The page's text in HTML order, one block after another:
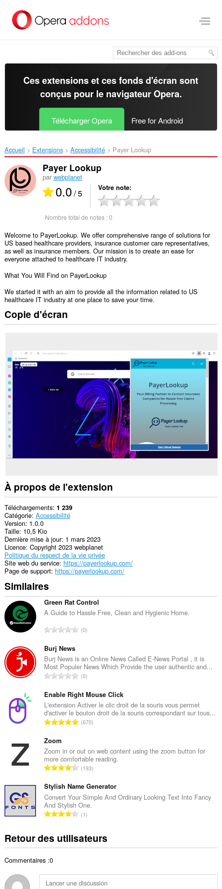
contenu
Ces extensions et ces fonds d'écran sont
conçus pour le navigateur Opera.
Télécharger Opera Free for Android
Accueil Extensions Accessibilité Payer Lookup‎
Payer Lookup
par webplanet
0.0/ 5 Votre note
Nombre total de notes :0
Welcome to PayerLookup. We offer comprehensive range of solutions for
US based healthcare providers, insurance customer care representatives,
as well as insurance members. Our mission is to create an ease for
everyone attached to healthcare IT industry.
What You Will Find on PayerLookup
We started it with an aim to provide all the information related to US
healthcare IT industry at one place to save your time.
Copie d'écran
À propos de l'extension
Téléchargements 1 239
Catégorie Accessibilité
Version 1.0.0
Taille 10,5 Kio
Dernière mise à jour 1 mars 2023
Licence Copyright 2023 webplanet
Politique du respect de la vie privée
Site web du service https://payerlookup.com/
Page de support https://payerlookup.com/
Similaires
Green Rat Control
A Guide to Hassle Free, Clean and Hygienic Home.
N
b
r
e
o
t
a
e
n
o
e
s
:
0
Burj News
Burj News is an Online News Called E-News Portal , it is
Most Populer News Which Provide the user authentic and...
N
m
b
r
e
t
a
d
e
n
o
e
s
0
Enable Right Mouse Click
L'extension Activer le clic droit de la souris vous permet
d'activer le bouton droit de la souris correspondant sur tous...
N
b
r
e
o
t
a
e
n
e
670
Zoom
Zoom in or out on web content using the zoom button for
more comfortable reading.
N
m
b
r
e
o
t
d
e
193
Stylish Name Generator
Convert Your Simple And Ordinary Looking Text Into Fancy
And Stylish One.
N
b
t
o
1
Retour des utilisateurs
Commentaires :0